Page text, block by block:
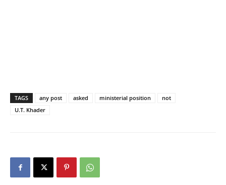
TAGS any post asked ministerial position
not
U.T. Khader